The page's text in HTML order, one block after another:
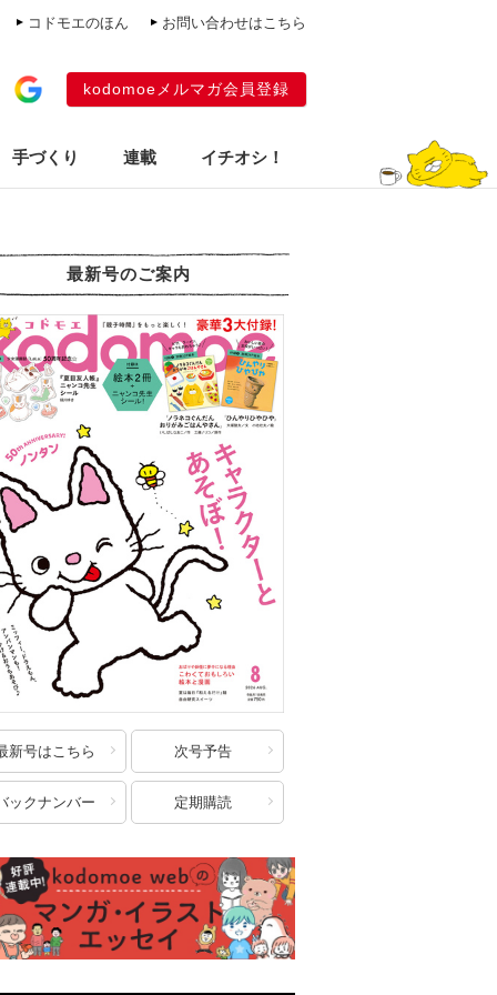
コドモエのほん お問い合わせはこちら
kodomoeメルマガ会員登録
手づくり 連載 イチオシ！
最新号のご案内
新号はこちら 次号予告
ックナンバー 定期購読